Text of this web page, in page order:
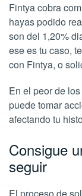
Fintya cobra
hayas podido
son del 1,20%
ese es tu caso,
con Fintya, o
En el peor de
puede tomar
afectando tu
Consigue
seguir